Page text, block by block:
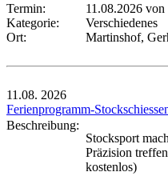
Termin:
11.08.2026 von
Kategorie:
Verschiedenes
Ort:
Martinshof,
11.08. 2026
Ferienprogramm-
Beschreibung:
Stocksport
Präzision
kostenlos)